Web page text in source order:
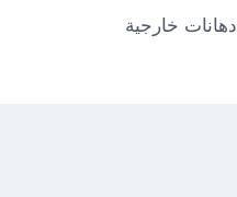
دهانات خارجية